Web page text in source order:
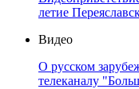
летие
Видео
О русском
телеканалу